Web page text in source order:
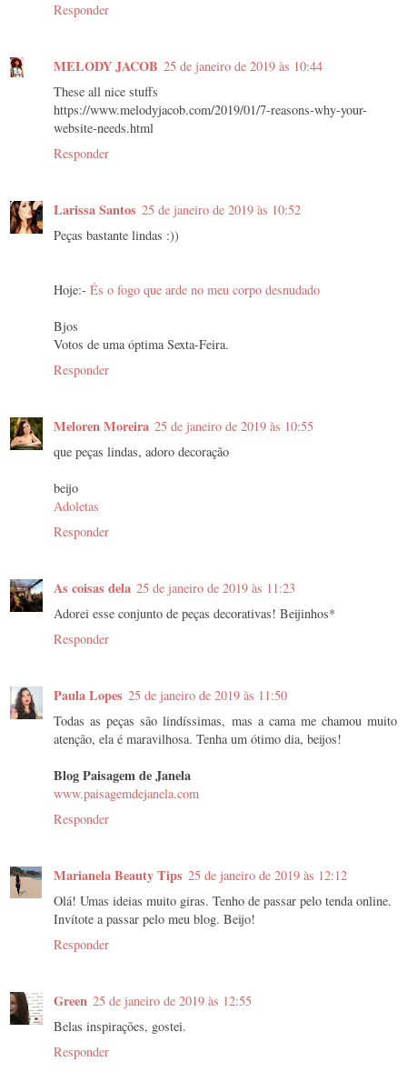
Responder
MELODY JACOB 25 de janeiro de 2019 às 10:44
These all nice stuffs
https://www.melodyjacob.com/2019/01/7-reasons-why-your-
website-needs.html
Responder
Larissa Santos 25 de janeiro de 2019 às 10:52
Peças bastante lindas :))
Hoje:- És o fogo que arde no meu corpo desnudado
Bjos
Votos de uma óptima Sexta-Feira.
Responder
Meloren Moreira 25 de janeiro de 2019 às 10:55
que peças lindas, adoro decoração
beijo
Adoletas
Responder
As coisas dela 25 de janeiro de 2019 às 11:23
Adorei esse conjunto de peças decorativas! Beijinhos*
Responder
Paula Lopes 25 de janeiro de 2019 às 11:50
Todas as peças são lindíssimas, mas a cama me chamou muito
atenção, ela é maravilhosa. Tenha um ótimo dia, beijos!
Blog Paisagem de Janela
www.paisagemdejanela.com
Responder
Marianela Beauty Tips 25 de janeiro de 2019 às 12:12
Olá! Umas ideias muito giras. Tenho de passar pelo tenda online.
Invítote a passar pelo meu blog. Beijo!
Responder
Green 25 de janeiro de 2019 às 12:55
Belas inspirações, gostei.
Responder